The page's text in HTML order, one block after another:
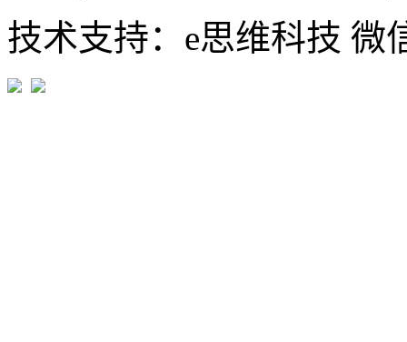
技术支持：e思维科技 微